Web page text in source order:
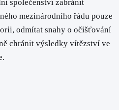
společenství zabránit
mezinárodního řádu pouze
odmítat snahy o očišťování
chránit výsledky vítězství ve